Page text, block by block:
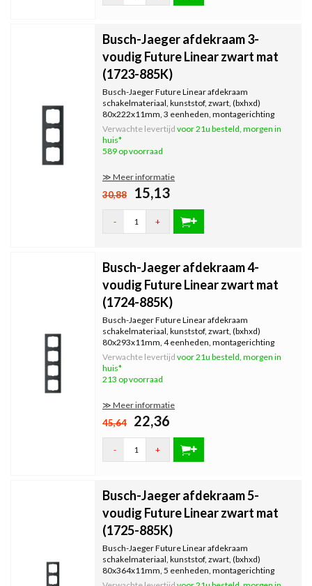
Busch-Jaeger afdekraam 3-
voudig Future Linear zwart mat
(1723-885K)
Busch-Jaeger Future Linear afdekraam
schakelmateriaal, kunststof, zwart, (bxhxd)
80x222x11mm, 3 eenheden, montagerichting
horizontaal en verticaal geschikt.
Verwachte levertijd voor 21u besteld, morgen in
huis*
589 op voorraad
≫ Meer informatie
30,88 15,13
- +
Busch-Jaeger afdekraam 4-
voudig Future Linear zwart mat
(1724-885K)
Busch-Jaeger Future Linear afdekraam
schakelmateriaal, kunststof, zwart, (bxhxd)
80x293x11mm, 4 eenheden, montagerichting
horizontaal en verticaal geschikt.
Verwachte levertijd voor 21u besteld, morgen in
huis*
213 op voorraad
≫ Meer informatie
45,64 22,36
- +
Busch-Jaeger afdekraam 5-
voudig Future Linear zwart mat
(1725-885K)
Busch-Jaeger Future Linear afdekraam
schakelmateriaal, kunststof, zwart, (bxhxd)
80x364x11mm, 5 eenheden, montagerichting
horizontaal en verticaal geschikt.